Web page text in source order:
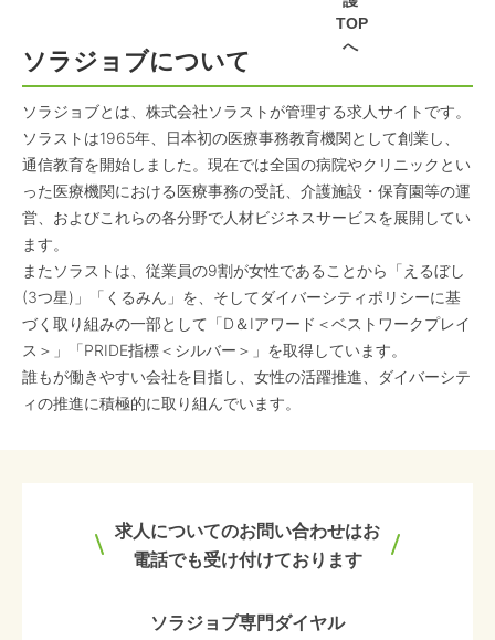
TOP
へ
ソラジョブについて
ソラジョブとは、株式会社ソラストが管理する求人サイトです。
ソラストは1965年、日本初の医療事務教育機関として創業し、
通信教育を開始しました。現在では全国の病院やクリニックとい
った医療機関における医療事務の受託、介護施設・保育園等の運
営、およびこれらの各分野で人材ビジネスサービスを展開してい
ます。
またソラストは、従業員の9割が女性であることから「えるぼし
(3つ星)」「くるみん」を、そしてダイバーシティポリシーに基
づく取り組みの一部として「D＆Iアワード＜ベストワークプレイ
ス＞」「PRIDE指標＜シルバー＞」を取得しています。
誰もが働きやすい会社を目指し、女性の活躍推進、ダイバーシテ
ィの推進に積極的に取り組んでいます。
求人についてのお問い合わせはお
電話でも受け付けております
ソラジョブ専門ダイヤル